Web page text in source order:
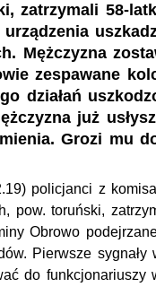
zatrzymali 58-
urządzenia
Mężczyzna
zespawane
działań
już
Grozi mu
policjanci z
pow. toruński,
Obrowo
Pierwsze sygnały
do funkcjonariuszy